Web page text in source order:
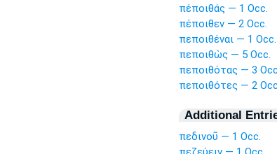
πέποιθάς — 1 Occ.
πέποιθεν — 2 Occ.
πεποιθέναι — 1 Occ.
πεποιθὼς — 5 Occ.
πεποιθότας — 3
πεποιθότες — 2
Additional
πεδινοῦ — 1 Occ.